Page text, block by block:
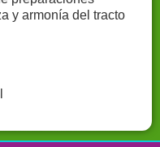
y armonía del tracto